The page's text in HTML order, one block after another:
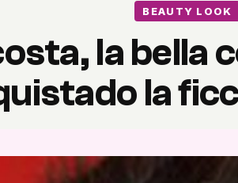
BEAUTY LOOK
la bella
la